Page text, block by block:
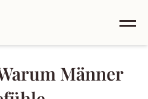
Männer